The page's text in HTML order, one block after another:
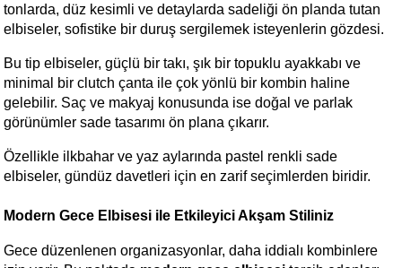
tonlarda, düz kesimli ve detaylarda sadeliği ön planda tutan
elbiseler, sofistike bir duruş sergilemek isteyenlerin gözdesi.
Bu tip elbiseler, güçlü bir takı, şık bir topuklu ayakkabı ve
minimal bir clutch çanta ile çok yönlü bir kombin haline
gelebilir. Saç ve makyaj konusunda ise doğal ve parlak
görünümler sade tasarımı ön plana çıkarır.
Özellikle ilkbahar ve yaz aylarında pastel renkli sade
elbiseler, gündüz davetleri için en zarif seçimlerden biridir.
Modern Gece Elbisesi ile Etkileyici Akşam Stiliniz
Gece düzenlenen organizasyonlar, daha iddialı kombinlere